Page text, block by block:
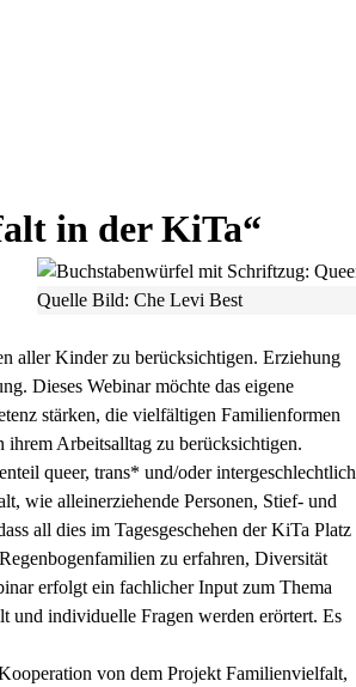
in der KiTa“
Quelle Bild: Che Levi Best
aller Kinder zu berücksichtigen. Erziehung
Dieses Webinar möchte das eigene
stärken, die vielfältigen Familienformen
ihrem Arbeitsalltag zu berücksichtigen.
queer, trans* und/oder intergeschlechtlich
wie alleinerziehende Personen, Stief- und
all dies im Tagesgeschehen der KiTa Platz
zu erfahren, Diversität
erfolgt ein fachlicher Input zum Thema
individuelle Fragen werden erörtert. Es
von dem Projekt Familienvielfalt,